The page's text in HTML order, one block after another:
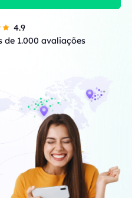
4.9
de 1.000 avaliações